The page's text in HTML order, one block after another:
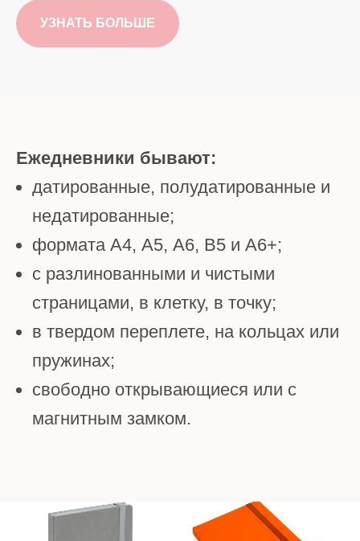
УЗНАТЬ БОЛЬШЕ
Ежедневники бывают:
датированные, полудатированные и
недатированные;
формата А4, А5, А6, В5 и А6+;
с разлинованными и чистыми
страницами, в клетку, в точку;
в твердом переплете, на кольцах или
пружинах;
свободно открывающиеся или с
магнитным замком.